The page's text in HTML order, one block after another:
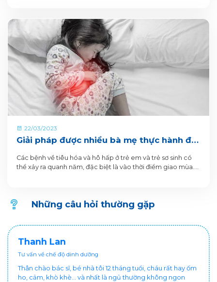
22/03/2023
Giải pháp được nhiều bà mẹ thực hành để
bảo vệ con khi trời trở lạnh
Các bệnh về tiêu hóa và hô hấp ở trẻ em và trẻ sơ sinh có
thể xảy ra quanh năm, đặc biệt là vào thời điểm giao mùa.
Những câu hỏi thường gặp
Thanh Lan
Tư vấn về chế độ dinh dưỡng
Thân chào bác sĩ, bé nhà tôi 12 tháng tuổi, cháu rất hay ốm
ho, cảm, khò khè... và nhất là ngủ thường không ngon